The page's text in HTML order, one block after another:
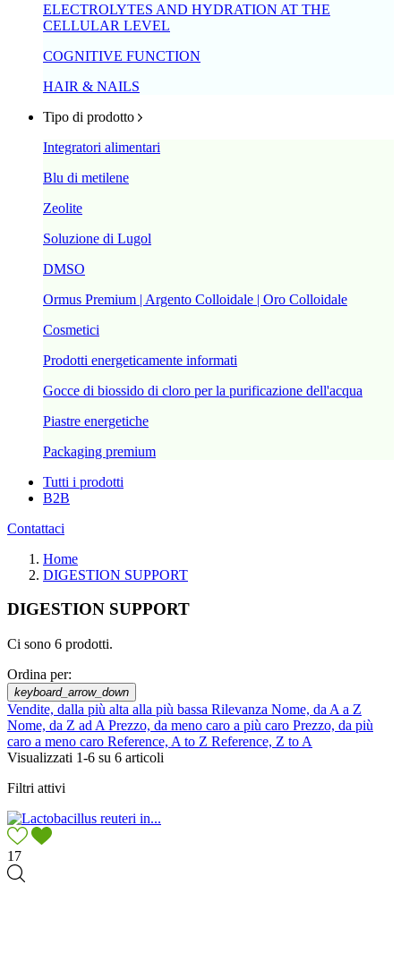
ELECTROLYTES AND HYDRATION AT THE
CELLULAR LEVEL
COGNITIVE FUNCTION
HAIR & NAILS
Tipo di prodotto
Integratori alimentari
Blu di metilene
Zeolite
Soluzione di Lugol
DMSO
Ormus Premium | Argento Colloidale | Oro Colloidale
Cosmetici
Prodotti energeticamente informati
Gocce di biossido di cloro per la purificazione dell'acqua
Piastre energetiche
Packaging premium
Tutti i prodotti
B2B
Contattaci
Home
DIGESTION SUPPORT
DIGESTION SUPPORT
Ci sono 6 prodotti.
Ordina per:
keyboard_arrow_down
Vendite, dalla più alta alla più bassa Rilevanza Nome, da A a Z
Nome, da Z ad A Prezzo, da meno caro a più caro Prezzo, da più
caro a meno caro Reference, A to Z Reference, Z to A
Visualizzati 1-6 su 6 articoli
Filtri attivi
17